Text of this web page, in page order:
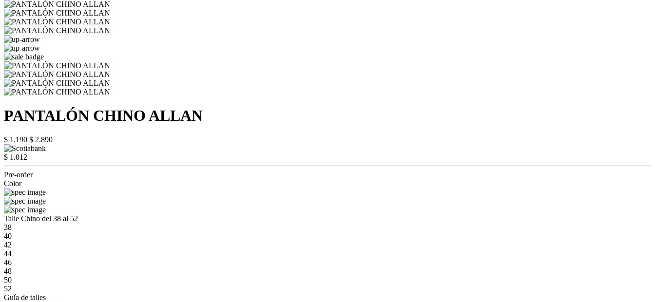
PANTALÓN CHINO ALLAN
$ 1.190 $ 2.890
$ 1.012
Pre-order
Color
Talle Chino del 38 al 52
38
40
42
44
46
48
50
52
Guía de talles